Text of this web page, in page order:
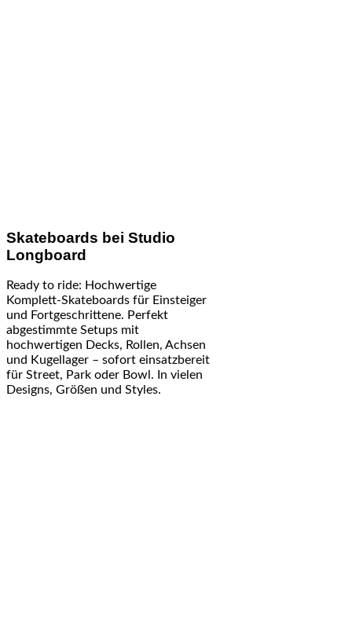
Skateboards bei Studio
Longboard
Ready to ride: Hochwertige
Komplett-Skateboards für Einsteiger
und Fortgeschrittene. Perfekt
abgestimmte Setups mit
hochwertigen Decks, Rollen, Achsen
und Kugellager – sofort einsatzbereit
für Street, Park oder Bowl. In vielen
Designs, Größen und Styles.